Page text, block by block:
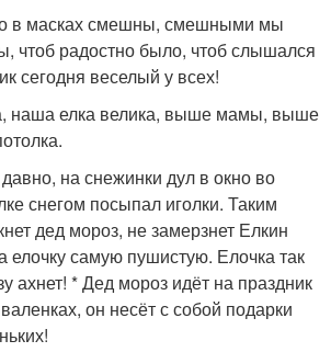
в масках смешны, смешными мы
чтоб радостно было, чтоб слышался
сегодня веселый у всех!
наша елка велика, выше мамы, выше
на снежинки дул в окно во
снегом посыпал иголки. Таким
дед мороз, не замерзнет Елкин
елочку самую пушистую. Елочка так
ахнет! * Дед мороз идёт на праздник
он несёт с собой подарки